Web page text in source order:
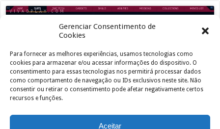
Gerenciar Consentimento de
Cookies
Para fornecer as melhores experiências, usamos tecnologias como
cookies para armazenar e/ou acessar informações do dispositivo. O
consentimento para essas tecnologias nos permitirá processar dados
como comportamento de navegação ou IDs exclusivos neste site. Não
consentir ou retirar o consentimento pode afetar negativamente certos
recursos e funções.
Aceitar
Clique para aceitar os cookies marketing e
ativar este conteúdo